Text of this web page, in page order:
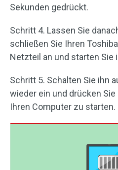
Sekunden gedrückt.
Schritt 4. Lassen Sie
schließen Sie Ihren
Netzteil an und starten Sie
Schritt 5. Schalten Sie ihn
wieder ein und drücken Sie
Ihren Computer zu starten.